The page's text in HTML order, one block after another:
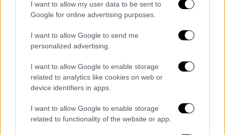
I want to allow my user data to be sent to
Google for online advertising purposes.
I want to allow Google to send me
personalized advertising.
I want to allow Google to enable storage
related to analytics like cookies on web or
device identifiers in apps.
I want to allow Google to enable storage
related to functionality of the website or app.
πέσει στις ισραηλινές πόλεις και η Χαμάς
έχει σκοτώσει «αθώους» ανθρώπους.
«Απέναντι σε αυτές τις
τρομοκρατικές
υπερασπιστεί τον εαυτό του και τον λαό
του, τελεία και παύλα», υπογράμμισε.
«Δεν υπάρχει ποτέ δικαιολογία για
τρομοκρατικές επιθέσειςκαι η υποστήριξη